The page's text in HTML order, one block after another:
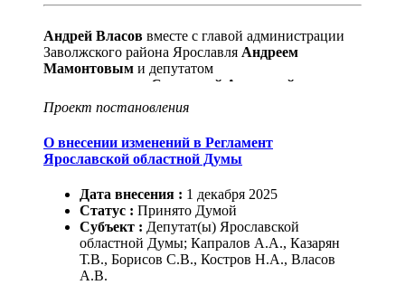
Андрей Власов вместе с главой администрации
Заволжского района Ярославля Андреем
Мамонтовым и депутатом
Светланой Агашиной
встречу с жителями. Мероприятие прошло в ДК
"Энергетик".
Проект постановления
О внесении изменений в Регламент
Ярославской областной Думы
Дата внесения : 1 декабря 2025
Статус : Принято Думой
Субъект : Депутат(ы) Ярославской
областной Думы; Капралов А.А., Казарян
Т.В., Борисов С.В., Костров Н.А., Власов
А.В.